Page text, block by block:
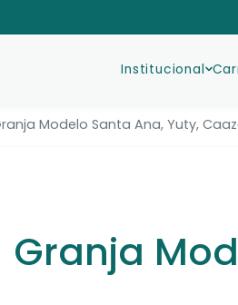
Institucional
Modelo Santa Ana, Yuty,
Granja